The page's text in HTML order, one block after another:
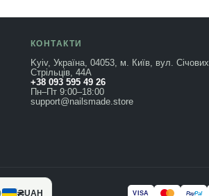
КОНТАКТИ
Kyiv, Україна, 04053, м. Київ, вул. Січових
Стрільців, 44А
+38 093 595 49 26
Пн–Пт 9:00–18:00
support@nailsmade.store
₴UAH VISA PayPal